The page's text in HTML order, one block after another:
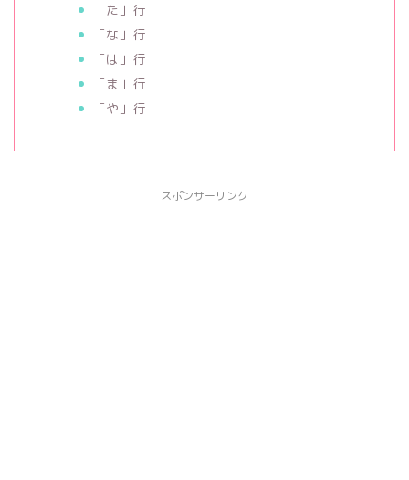
「た」行
「な」行
「は」行
「ま」行
「や」行
スポンサーリンク